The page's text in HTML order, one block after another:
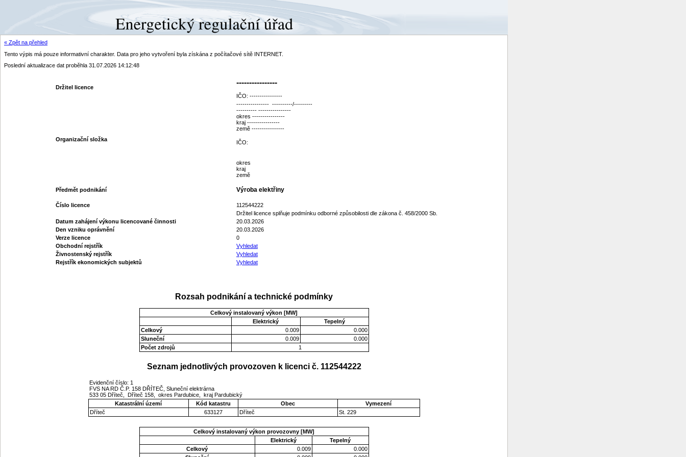
« Zpět na přehled
Tento výpis má pouze informativní charakter. Data pro jeho vytvoření byla získána z počítačové sítě INTERNET.
Poslední aktualizace dat proběhla 31.07.2026 14:12:48
Držitel licence
----------------
IČO: ----------------
---------------- ----------/---------
---------- ----------------
okres ----------------
kraj ----------------
země ----------------
Organizační složka
IČO:
okres
kraj
země
Předmět podnikání Výroba elektřiny
Číslo licence
112544222
Držitel licence splňuje podmínku odborné způsobilosti dle zákona č. 458/2000 Sb.
Datum zahájení výkonu licencované činnosti
20.03.2026
Den vzniku oprávnění
20.03.2026
Verze licence
0
Obchodní rejstřík
Vyhledat
Živnostenský rejstřík
Vyhledat
Rejstřík ekonomických subjektů
Vyhledat
Rozsah podnikání a technické podmínky
Celkový instalovaný výkon [MW]
Elektrický
Tepelný
Celkový
0.009
0.000
Sluneční
0.009
0.000
Počet zdrojů
1
Seznam jednotlivých provozoven k licenci č. 112544222
Evidenční číslo: 1
FVS NA RD Č.P. 158 DŘÍTEČ, Sluneční elektrárna
533 05 Dříteč, Dříteč 158, okres Pardubice, kraj Pardubický
Katastrální území
Kód katastru Obec
Vymezení
Dříteč
633127 Dříteč St. 229
Celkový instalovaný výkon provozovny [MW]
Elektrický
Tepelný
Celkový
0.009
0.000